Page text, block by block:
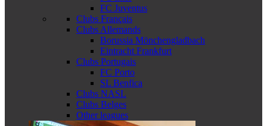
FC Juventus
Clubs Français
Clubs Allemands
Borussia Mönchengladbach
Eintracht Frankfurt
Clubs Portugais
FC Porto
SL Benfica
Clubs NASL
Clubs Belges
Other leagues